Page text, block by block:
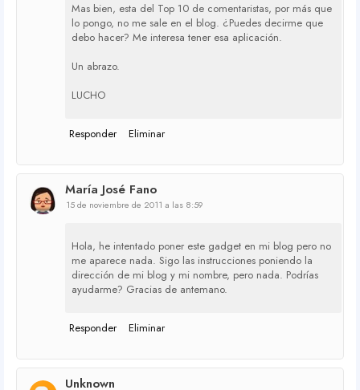
Mas bien, esta del Top 10 de comentaristas, por más que
lo pongo, no me sale en el blog. ¿Puedes decirme que
debo hacer? Me interesa tener esa aplicación.
Un abrazo.
LUCHO
Responder Eliminar
María José Fano
15 de noviembre de 2011 a las 8:59
Hola, he intentado poner este gadget en mi blog pero no
me aparece nada. Sigo las instrucciones poniendo la
dirección de mi blog y mi nombre, pero nada. Podrías
ayudarme? Gracias de antemano.
Responder Eliminar
Unknown